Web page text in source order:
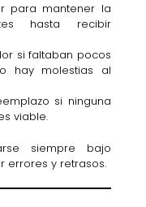
para mantener la
hasta recibir
si faltaban pocos
hay molestias al
si ninguna
viable.
siempre bajo
errores y retrasos.